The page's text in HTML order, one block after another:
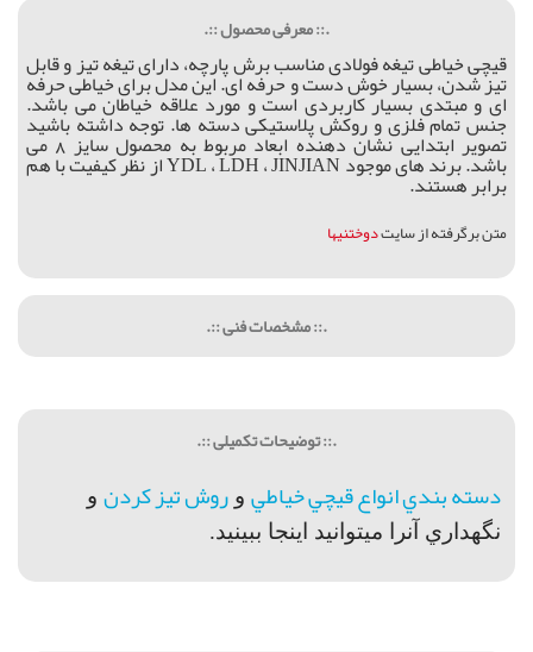
.:: معرفی محصول ::.
قیچی خیاطی تیغه فولادی مناسب برش پارچه، دارای تیغه تیز و قابل
تیز شدن، بسیار خوش دست و حرفه ای. این مدل برای خیاطی حرفه
ای و مبتدی بسیار کاربردی است و مورد علاقه خیاطان می باشد.
جنس تمام فلزی و روکش پلاستیکی دسته ها. توجه داشته باشید
تصویر ابتدایی نشان دهنده ابعاد مربوط به محصول سایز 8 می
باشد. برند های موجود YDL ، LDH ، JINJIAN از نظر کیفیت با هم
برابر هستند.
متن برگرفته از سایتدوختنیها
.:: مشخصات فنی ::.
.:: توضیحات تکمیلی ::.
دسته بندي انواع قيچي خياطي و روش تيز كردن و
نگهداري آنرا ميتوانيد اينجا ببينيد.